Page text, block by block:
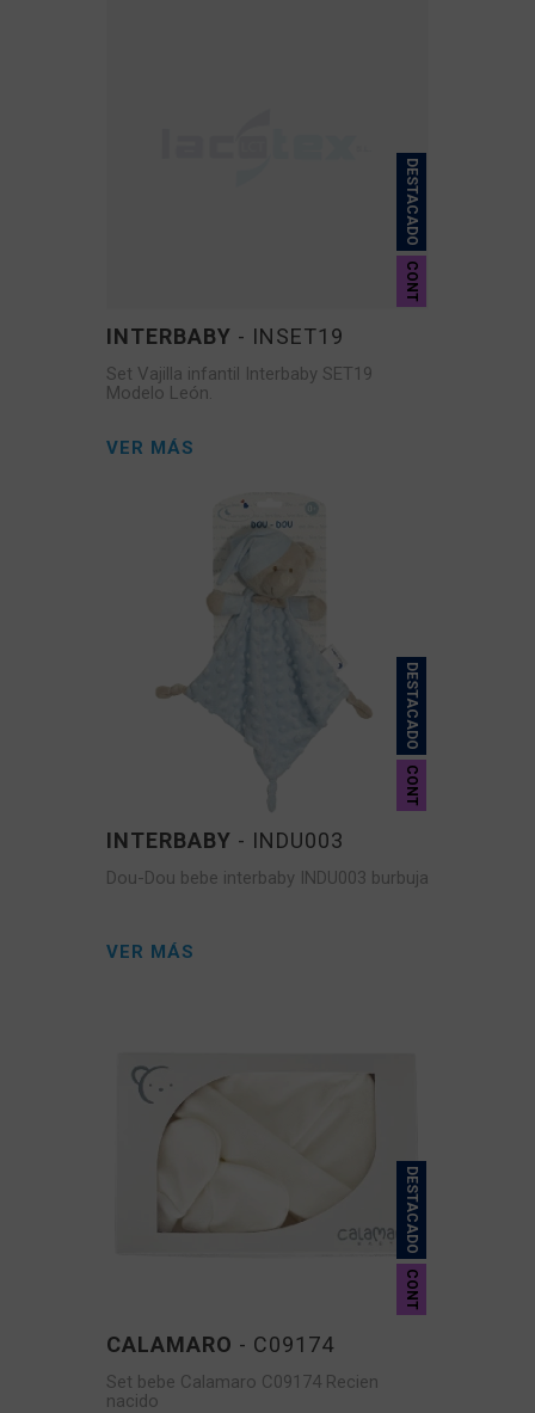
DESTACADO
CONT
INTERBABY - INSET19
Set Vajilla infantil Interbaby SET19
Modelo León.
VER MÁS
DESTACADO
CONT
INTERBABY - INDU003
Dou-Dou bebe interbaby INDU003 burbuja
VER MÁS
DESTACADO
CONT
CALAMARO - C09174
Set bebe Calamaro C09174 Recien
nacido